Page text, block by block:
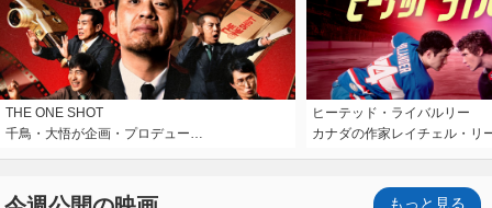
THE ONE SHOT
千鳥・大悟が企画・プロデュー…
ヒーテッド・ライバルリー
カナダの作家レイチェル・リ
もっと見る